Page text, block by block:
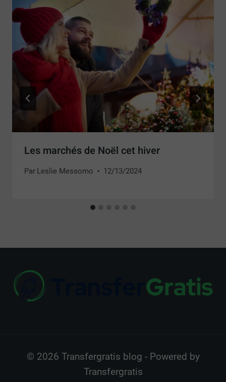
Les marchés de Noël cet hiver
Par Leslie Messomo 12/13/2024
© 2026 Transfergratis blog - Powered by
Transfergratis